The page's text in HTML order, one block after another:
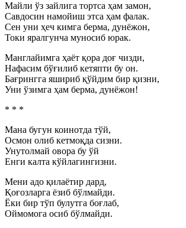
Майли ўз зайлига тортса ҳам замон,
Савдосин намойиш этса ҳам фалак.
Сен уни ҳеч кимга берма, дунёжон,
Токи яралгунча муносиб юрак.
Манглайимга ҳаёт қора доғ чизди,
Нафасим бўғилиб кетяпти бу он.
Бағрингга яшириб қўйдим бир қизни,
Уни ўзимга ҳам берма, дунёжон!
* * *
Мана бугун коинотда тўй,
Осмон олиб кетмоқда сизни.
Унутолмай овора бу ўй
Енги калта кўйлагингизни.
Мени адо қилаётир дард,
Қоғозларга ёзиб бўлмайди.
Ёки бир тўп булутга боғлаб,
Оймомога осиб бўлмайди.